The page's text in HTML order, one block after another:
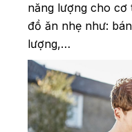
năng lượng cho
đồ ăn nhẹ như:
lượng,…